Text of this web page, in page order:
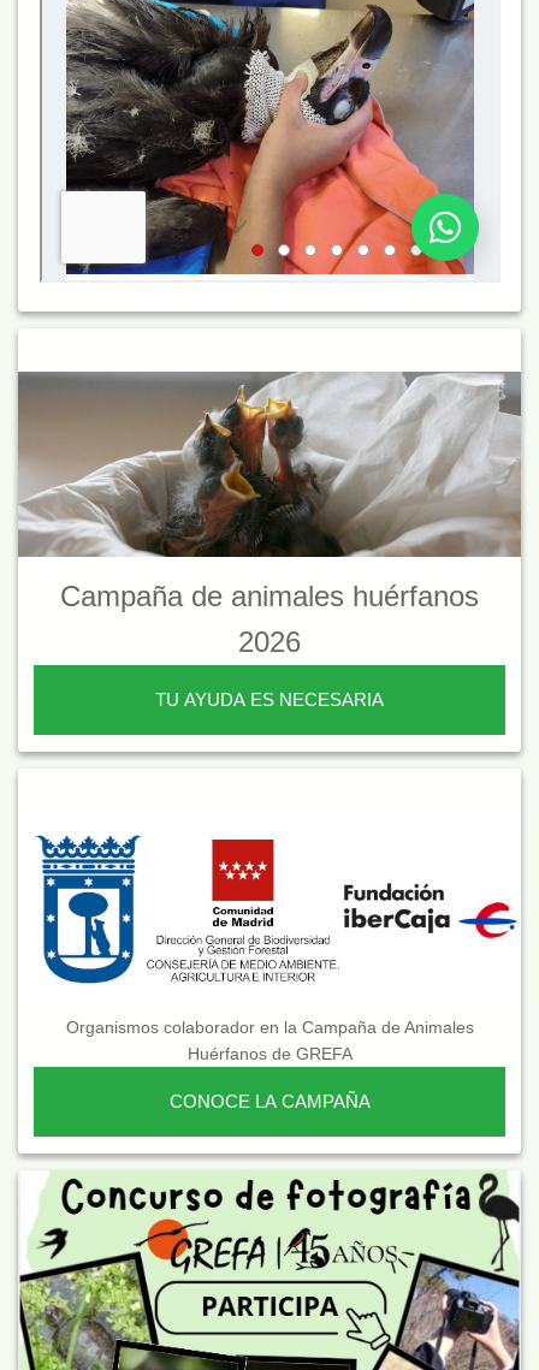
Campaña de animales huérfanos
2026
TU AYUDA ES NECESARIA
Organismos colaborador en la Campaña de Animales
Huérfanos de GREFA
CONOCE LA CAMPAÑA